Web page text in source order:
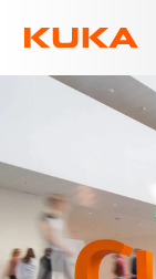
cestu Kultura